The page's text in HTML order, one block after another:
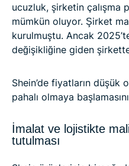
ucuzluk, şirketin çalışma
mümkün oluyor. Şirket
kurulmuştu. Ancak
değişikliğine giden
Shein’de fiyatların düşük
pahalı olmaya
İmalat ve lojistikte
tutulması